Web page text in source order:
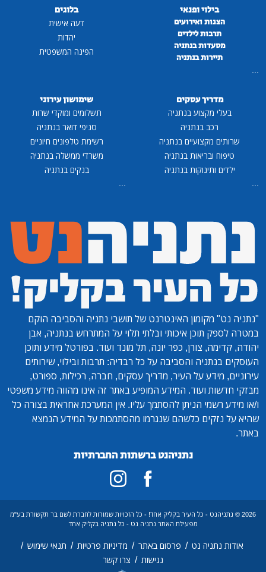
בילוי ופנאי
הצגות ואירועים
תרבות לילדים
מסעדות בנתניה
תיירות בנתניה
...
בלוגים
דעה אישית
יהדות
הפינה המשפטית
מדריך עסקים
בעלי מקצוע בנתניה
רכב בנתניה
שרותים מקצועיים בנתניה
טיפוח ובריאות בנתניה
ילדים ותינוקות בנתניה
...
שימושון עירוני
תשלומים ומוקדי שרות
סניפי דואר בנתניה
רשימת טלפונים חיוניים
משרדי ממשלה בנתניה
בנקים בנתניה
...
"נתניה נט" מקומון האינטרנט של תושבי נתניה והסביבה הוקם
במטרה לספק תוכן איכותי ובלתי תלוי על המתרחש בנתניה, אבן
יהודה, קדימה, צורן, כפר יונה, תל מונד ועוד. בפורטל מידע ותוכן
העוסקים בנתניה והסביבה על כל רבדיה: תרבות ובילוי, שירותים
עירוניים, מידע על העיר, מדריך עסקים, חברה, רכילות, ספורט,
מבזקי חדשות ועוד. המידע המופיע באתר זה אינו מהווה מידע משפטי
ו/או מידע רשמי הניתן להסתמך עליו. אין המערכת אחראית בצורה כל
שהיא על נזקים כלשהם שנגרמו מהסתמכות על המידע הנמצא
באתר.
נתניהנט ברשתות החברתיות
2026 © נתניהנט - כל העיר בקליק אחד! - כל הזכויות שמורות לחברת לשם בר תקשורת בע"מ
מפעילת האתר נתניה נט - כל נתניה בקליק אחד
אודות נתניה נט / פרסום באתר / מדיניות פרטיות / תנאי שימוש /
נגישות / צרו קשר